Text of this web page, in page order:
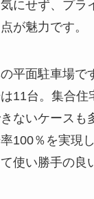
にせず、プラ
が魅力です。
平面駐車場で
11台。集合住
ないケースも
100％を実現
使い勝手の良